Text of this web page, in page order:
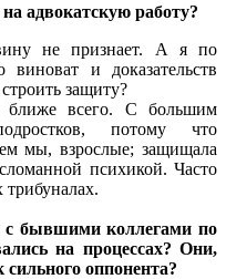
адвокатскую работу?
не признает. А я по
и доказательств
защиту?
ближе всего. С большим
потому что
мы, взрослые; защищала
психикой. Часто
с бывшими коллегами по
на процессах? Они,
сильного оппонента?